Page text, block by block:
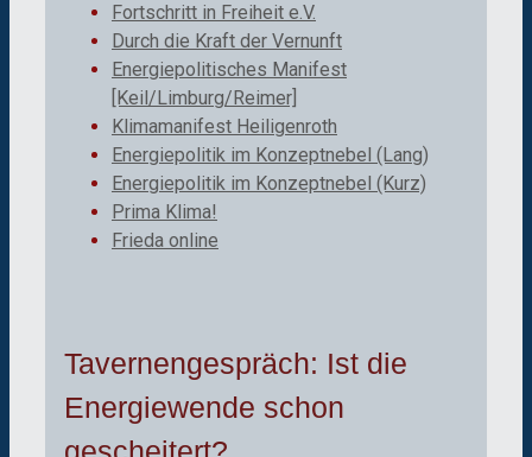
Fortschritt in Freiheit e.V.
Durch die Kraft der Vernunft
Energiepolitisches Manifest
[Keil/Limburg/Reimer]
Klimamanifest Heiligenroth
Energiepolitik im Konzeptnebel (Lang)
Energiepolitik im Konzeptnebel (Kurz)
Prima Klima!
Frieda online
Tavernengespräch: Ist die
Energiewende schon